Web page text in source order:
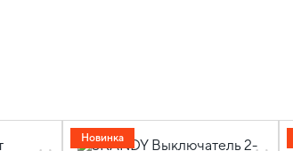
Новинка